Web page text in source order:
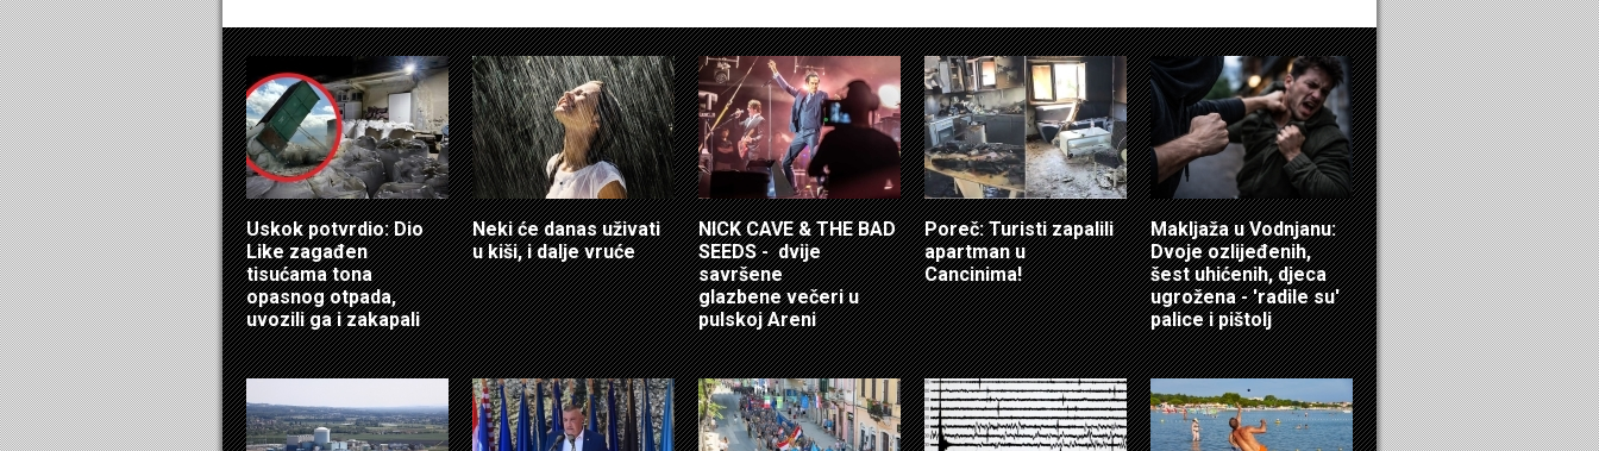
Uskok potvrdio: Dio
Like zagađen
tisućama tona
opasnog otpada,
uvozili ga i zakapali
Neki će danas uživati
u kiši, i dalje vruće
NICK CAVE & THE BAD
SEEDS - dvije
savršene
glazbene večeri u
pulskoj Areni
Poreč: Turisti zapalili
apartman u
Cancinima!
Makljaža u Vodnjanu:
Dvoje ozlijeđenih,
šest uhićenih, djeca
ugrožena - 'radile su'
palice i pištolj